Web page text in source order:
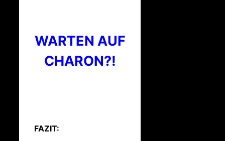
WARTEN AUF
CHARON?!
FAZIT: